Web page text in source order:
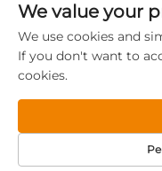
Tous droits
We value your
We use cookies and
If you don't want to
cookies.